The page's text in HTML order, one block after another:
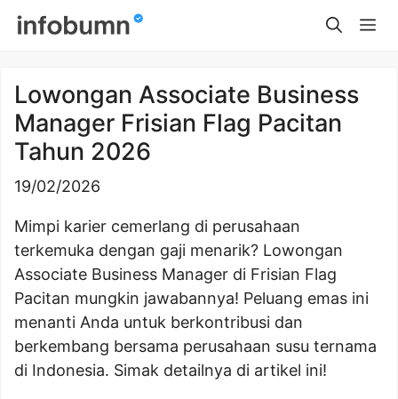
Skip
Lowongan Associate Business
Manager Frisian Flag Pacitan
Tahun 2026
19/02/2026
Mimpi karier cemerlang di perusahaan
terkemuka dengan gaji menarik? Lowongan
Associate Business Manager di Frisian Flag
Pacitan mungkin jawabannya! Peluang emas ini
menanti Anda untuk berkontribusi dan
berkembang bersama perusahaan susu ternama
di Indonesia. Simak detailnya di artikel ini!